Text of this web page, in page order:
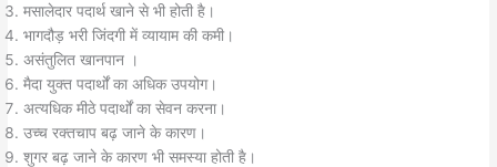
मसालेदार पदार्थ खाने से भी होती है।
भागदौड़ भरी जिंदगी में व्यायाम की कमी।
असंतुलित खानपान ।
मैदा युक्त पदार्थों का अधिक उपयोग।
अत्यधिक मीठे पदार्थों का सेवन करना।
उच्च रक्तचाप बढ़ जाने के कारण।
शुगर बढ़ जाने के कारण भी समस्या होती है।